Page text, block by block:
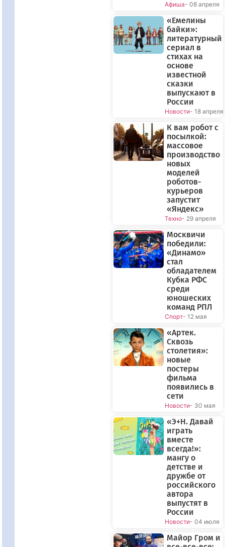
Афиша- 08 апреля
«Емелины
байки»:
литературный
сериал в
стихах на
основе
известной
сказки
выпускают в
России
Новости- 18 апреля
К вам робот с
посылкой:
массовое
производство
новых
моделей
роботов-
курьеров
запустит
«Яндекс»
Техно- 29 апреля
Москвичи
победили:
«Динамо»
стал
обладателем
Кубка РФС
среди
юношеских
команд РПЛ
Спорт- 12 мая
«Артек.
Сквозь
столетия»:
новые
постеры
фильма
появились в
сети
Новости- 30 мая
«Э+Н. Давай
играть
вместе
всегда!»:
мангу о
детстве и
дружбе от
российского
автора
выпустят в
России
Новости- 04 июля
Майор Гром и